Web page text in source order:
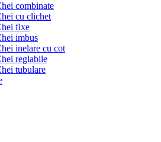
combinate
cu clichet
fixe
imbus
inelare cu cot
reglabile
tubulare